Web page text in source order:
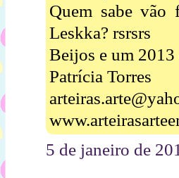
Quem sabe vão
Leskka? rsrsrs
Beijos e um 2013
Patrícia Torres
5 de janeiro de